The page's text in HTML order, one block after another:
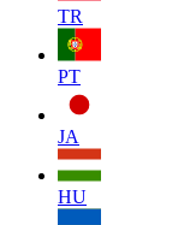
TR
PT
JA
HU